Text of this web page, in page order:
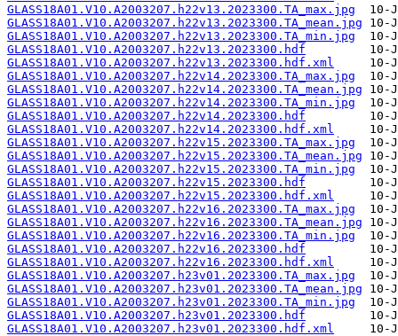
GLASS18A01.V10.A2003207.h22v13.2023300.TA_max.jpg
GLASS18A01.V10.A2003207.h22v13.2023300.TA_mean.jpg
GLASS18A01.V10.A2003207.h22v13.2023300.TA_min.jpg
GLASS18A01.V10.A2003207.h22v13.2023300.hdf
GLASS18A01.V10.A2003207.h22v13.2023300.hdf.xml
GLASS18A01.V10.A2003207.h22v14.2023300.TA_max.jpg
GLASS18A01.V10.A2003207.h22v14.2023300.TA_mean.jpg
GLASS18A01.V10.A2003207.h22v14.2023300.TA_min.jpg
GLASS18A01.V10.A2003207.h22v14.2023300.hdf
GLASS18A01.V10.A2003207.h22v14.2023300.hdf.xml
GLASS18A01.V10.A2003207.h22v15.2023300.TA_max.jpg
GLASS18A01.V10.A2003207.h22v15.2023300.TA_mean.jpg
GLASS18A01.V10.A2003207.h22v15.2023300.TA_min.jpg
GLASS18A01.V10.A2003207.h22v15.2023300.hdf
GLASS18A01.V10.A2003207.h22v15.2023300.hdf.xml
GLASS18A01.V10.A2003207.h22v16.2023300.TA_max.jpg
GLASS18A01.V10.A2003207.h22v16.2023300.TA_mean.jpg
GLASS18A01.V10.A2003207.h22v16.2023300.TA_min.jpg
GLASS18A01.V10.A2003207.h22v16.2023300.hdf
GLASS18A01.V10.A2003207.h22v16.2023300.hdf.xml
GLASS18A01.V10.A2003207.h23v01.2023300.TA_max.jpg
GLASS18A01.V10.A2003207.h23v01.2023300.TA_mean.jpg
GLASS18A01.V10.A2003207.h23v01.2023300.TA_min.jpg
GLASS18A01.V10.A2003207.h23v01.2023300.hdf
GLASS18A01.V10.A2003207.h23v01.2023300.hdf.xml